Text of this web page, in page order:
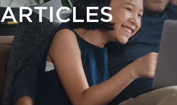
ARTICLES